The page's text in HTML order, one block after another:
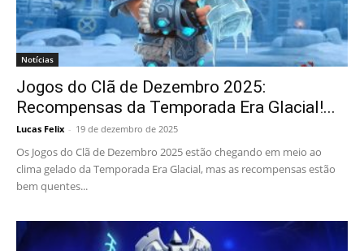
Notícias
Jogos do Clã de Dezembro 2025:
Recompensas da Temporada Era Glacial!...
Lucas Felix - 19 de dezembro de 2025
Os Jogos do Clã de Dezembro 2025 estão chegando em meio ao
clima gelado da Temporada Era Glacial, mas as recompensas estão
bem quentes...